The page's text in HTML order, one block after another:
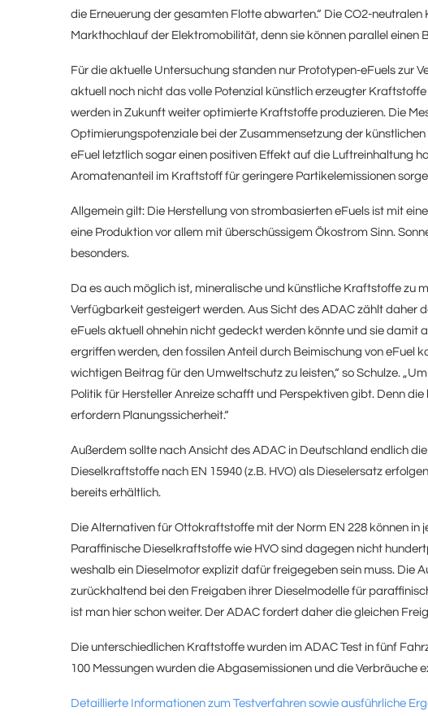
die Erneuerung der gesamten Flotte abwarten.“ Die CO2-
Markthochlauf der Elektromobilität, denn sie können parallel einen
Für die aktuelle Untersuchung standen nur Prototypen-eFuels zur
aktuell noch nicht das volle Potenzial künstlich erzeugter
werden in Zukunft weiter optimierte Kraftstoffe produzieren. Die
Optimierungspotenziale bei der Zusammensetzung der
eFuel letztlich sogar einen positiven Effekt auf die Luftreinhaltung
Aromatenanteil im Kraftstoff für geringere Partikelemissionen
Allgemein gilt: Die Herstellung von strombasierten eFuels ist mit
eine Produktion vor allem mit überschüssigem Ökostrom Sinn.
besonders.
Da es auch möglich ist, mineralische und künstliche Kraftstoffe zu
Verfügbarkeit gesteigert werden. Aus Sicht des ADAC zählt daher
eFuels aktuell ohnehin nicht gedeckt werden könnte und sie damit
ergriffen werden, den fossilen Anteil durch Beimischung von eFuel
wichtigen Beitrag für den Umweltschutz zu leisten,“ so Schulze.
Politik für Hersteller Anreize schafft und Perspektiven gibt. Denn
erfordern Planungssicherheit.“
Außerdem sollte nach Ansicht des ADAC in Deutschland endlich
Dieselkraftstoffe nach EN 15940 (z.B. HVO) als Dieselersatz
bereits erhältlich.
Die Alternativen für Ottokraftstoffe mit der Norm EN 228 können in
Paraffinische Dieselkraftstoffe wie HVO sind dagegen nicht
weshalb ein Dieselmotor explizit dafür freigegeben sein muss. Die
zurückhaltend bei den Freigaben ihrer Dieselmodelle für
ist man hier schon weiter. Der ADAC fordert daher die gleichen
Die unterschiedlichen Kraftstoffe wurden im ADAC Test in fünf
100 Messungen wurden die Abgasemissionen und die
Detaillierte Informationen zum Testverfahren sowie ausführliche